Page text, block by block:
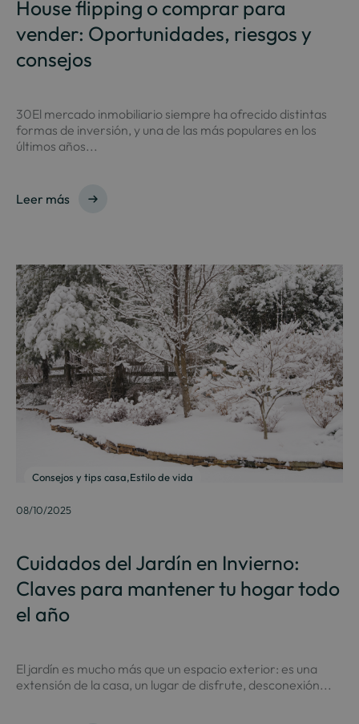
House flipping o comprar para
vender: Oportunidades, riesgos y
consejos
30El mercado inmobiliario siempre ha ofrecido distintas
formas de inversión, y una de las más populares en los
últimos años...
Leer más
Consejos y tips casa,Estilo de vida
08/10/2025
Cuidados del Jardín en Invierno:
Claves para mantener tu hogar todo
el año
El jardín es mucho más que un espacio exterior: es una
extensión de la casa, un lugar de disfrute, desconexión...